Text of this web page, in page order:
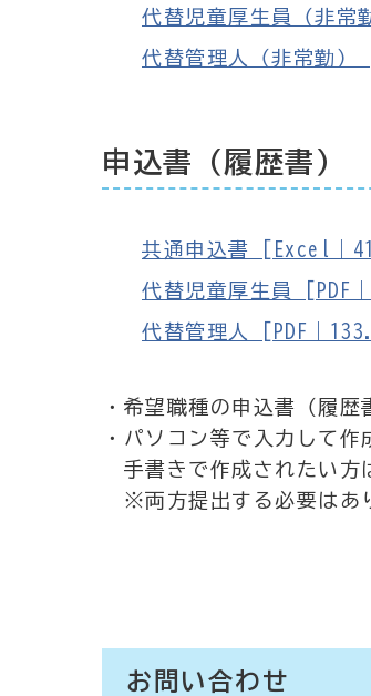
代替児童厚生員（非常
代替管理人（非常勤）
申込書（履歴書）
共通申込書 [Excel｜
代替児童厚生員 [PDF
代替管理人 [PDF｜
・希望職種の申込書（履歴
・パソコン等で入力して
手書きで作成されたい方
※両方提出する必要はあ
お問い合わせ